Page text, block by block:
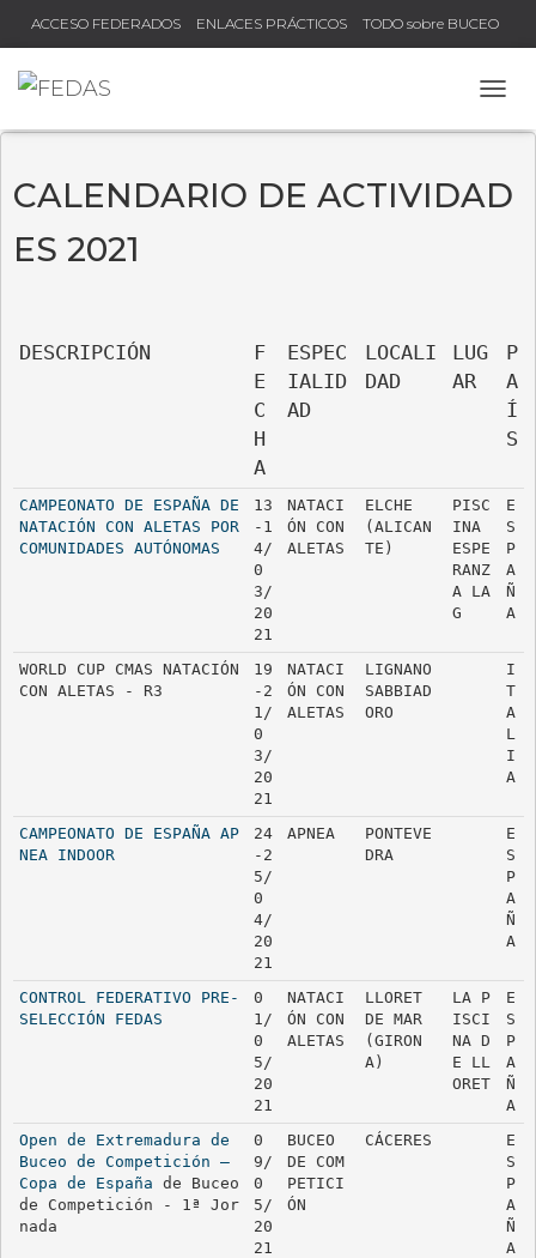
ACCESO FEDERADOS ENLACES PRÁCTICOS TODO sobre BUCEO
CALENDARIO DE ACTIVIDAD
ES 2021
DESCRIPCIÓN
F
E
C
H
A
ESPEC
IALID
AD
LOCALI
DAD
LUG
AR
P
A
Í
S
CAMPEONATO DE ESPAÑA DE
NATACIÓN CON ALETAS POR
COMUNIDADES AUTÓNOMAS
13
-1
4/
0
3/
20
21
NATACI
ÓN CON
ALETAS
ELCHE
(ALICAN
TE)
PISC
INA
ESPE
RANZ
A LA
G
E
S
P
A
Ñ
A
WORLD CUP CMAS NATACIÓN
CON ALETAS - R3
19
-2
1/
0
3/
20
21
NATACI
ÓN CON
ALETAS
LIGNANO
SABBIAD
ORO
I
T
A
L
I
A
CAMPEONATO DE ESPAÑA AP
NEA INDOOR
24
-2
5/
0
4/
20
21
APNEA
PONTEVE
DRA
E
S
P
A
Ñ
A
CONTROL FEDERATIVO PRE-
SELECCIÓN FEDAS
0
1/
0
5/
20
21
NATACI
ÓN CON
ALETAS
LLORET
DE MAR
(GIRON
A)
LA P
ISCI
NA D
E LL
ORET
E
S
P
A
Ñ
A
Open de Extremadura de
Buceo de Competición –
Copa de España de Buceo
de Competición - 1ª Jor
nada
0
9/
0
5/
20
21
BUCEO
DE COM
PETICI
ÓN
CÁCERES
E
S
P
A
Ñ
A